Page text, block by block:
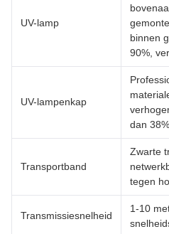
UV-lamp
binnen
90%,
UV-lampenkap
dan 38%
Transportband
Zwarte
tegen
Transmissiesnelheid
1-10